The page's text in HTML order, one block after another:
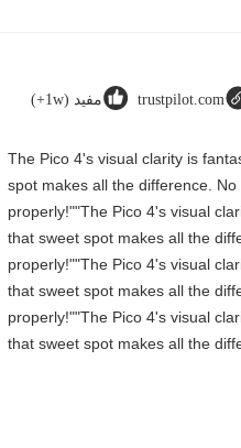
trustpilot.com مفید (1w+)
"The Pico 4's visual clarity is
spot makes all the difference.
properly!""The Pico 4's visual
that sweet spot makes all the
properly!""The Pico 4's visual
that sweet spot makes all the
properly!""The Pico 4's visual
that sweet spot makes all the